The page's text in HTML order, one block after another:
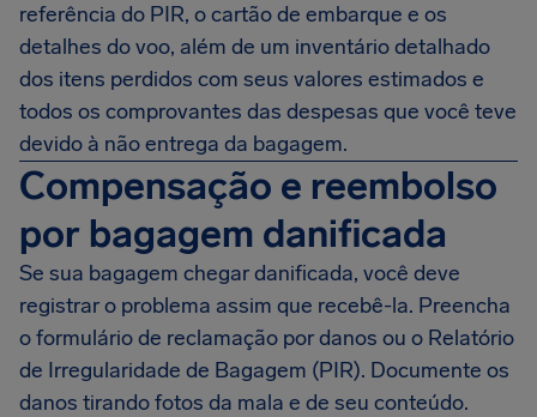
referência do PIR, o cartão de embarque e os
detalhes do voo, além de um inventário detalhado
dos itens perdidos com seus valores estimados e
todos os comprovantes das despesas que você teve
devido à não entrega da bagagem.
Compensação e reembolso
por bagagem danificada
Se sua bagagem chegar danificada, você deve
registrar o problema assim que recebê-la. Preencha
o formulário de reclamação por danos ou o Relatório
de Irregularidade de Bagagem (PIR). Documente os
danos tirando fotos da mala e de seu conteúdo.